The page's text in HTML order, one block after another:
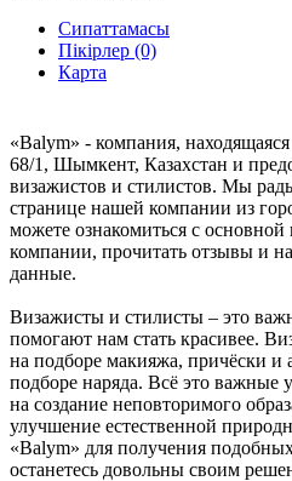
Сипаттамасы
Пікірлер (0)
Карта
«Balym» - компания,
68/1, Шымкент, Казахстан и
визажистов и стилистов. Мы
странице нашей компании из
можете ознакомиться с
компании, прочитать отзывы и
данные.
Визажисты и стилисты – это
помогают нам стать красивее.
на подборе макияжа, причёски и
подборе наряда. Всё это важные
на создание неповторимого
улучшение естественной
«Balym» для получения
останетесь довольны своим